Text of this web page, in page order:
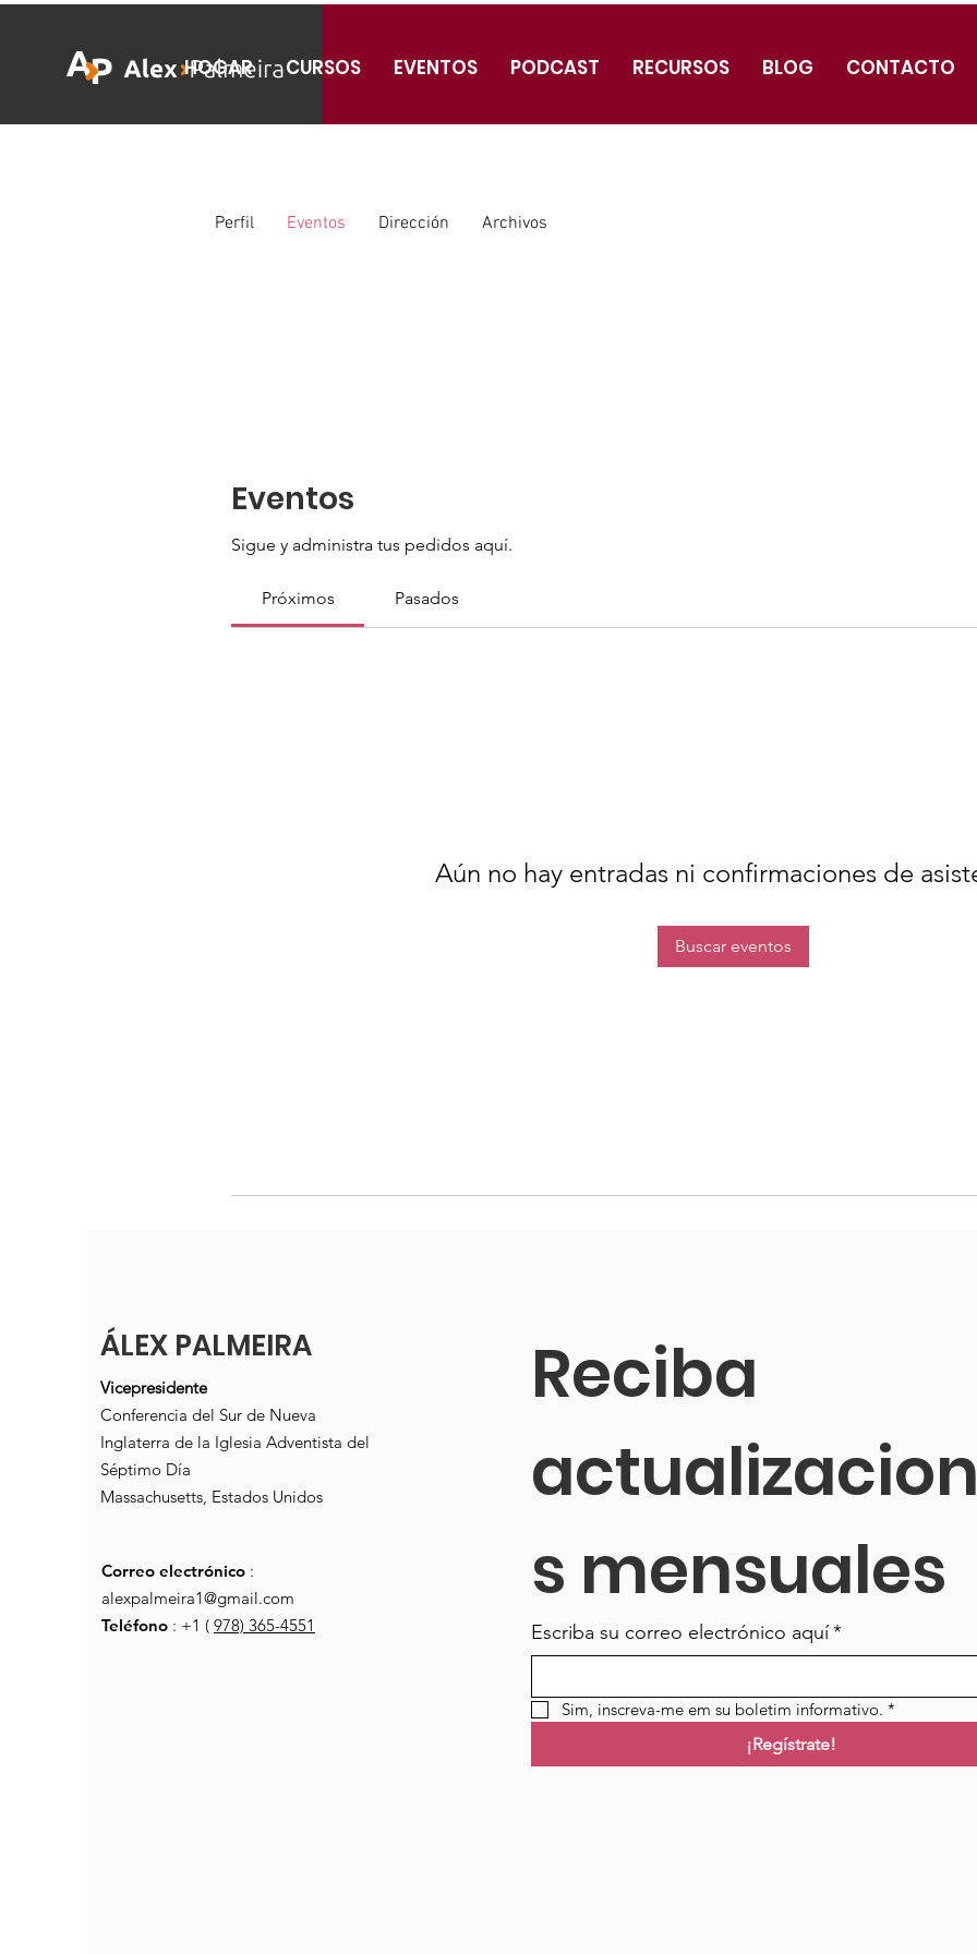
HOGAR CURSOS EVENTOS PODCAST RECURSOS BLOG CONTACTO
Eventos
Sigue y administra tus pedidos aquí.
Próximos Pasados
Aún no hay entradas ni confirmaciones de
Buscar eventos
Perfil Eventos Dirección Archivos
ÁLEX PALMEIRA
Vicepresidente
Conferencia del Sur de Nueva
Inglaterra de la Iglesia Adventista del
Séptimo Día
Massachusetts, Estados Unidos
Correo electrónico :
alexpalmeira1@gmail.com
Teléfono : +1 ( 978) 365-4551
Reciba
s mensuales
Escriba su correo electrónico aquí*
Sim, inscreva-me em su boletim informativo. *
¡Regístrate!